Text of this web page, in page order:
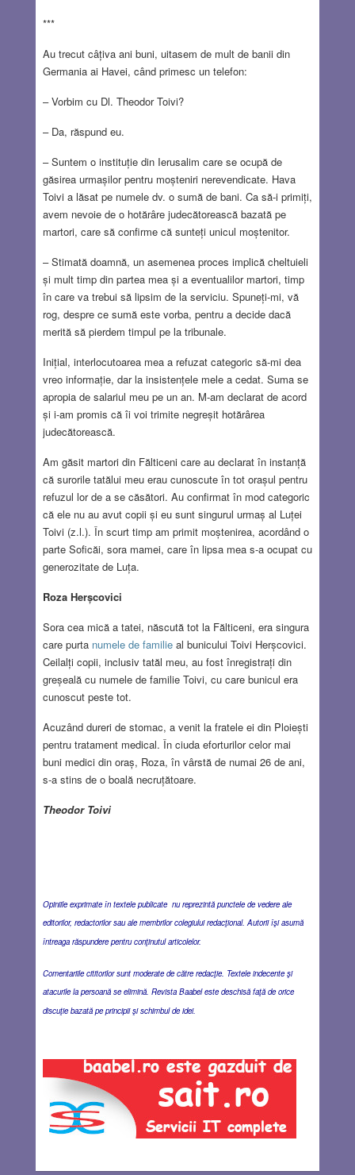
***
Au trecut câțiva ani buni, uitasem de mult de banii din
Germania ai Havei, când primesc un telefon:
– Vorbim cu Dl. Theodor Toivi?
– Da, răspund eu.
– Suntem o instituție din Ierusalim care se ocupă de
găsirea urmașilor pentru moșteniri nerevendicate. Hava
Toivi a lăsat pe numele dv. o sumă de bani. Ca să-i primiți,
avem nevoie de o hotărâre judecătorească bazată pe
martori, care să confirme că sunteți unicul moștenitor.
– Stimată doamnă, un asemenea proces implică cheltuieli
și mult timp din partea mea și a eventualilor martori, timp
în care va trebui să lipsim de la serviciu. Spuneți-mi, vă
rog, despre ce sumă este vorba, pentru a decide dacă
merită să pierdem timpul pe la tribunale.
Inițial, interlocutoarea mea a refuzat categoric să-mi dea
vreo informație, dar la insistențele mele a cedat. Suma se
apropia de salariul meu pe un an. M-am declarat de acord
și i-am promis că îi voi trimite negreșit hotărârea
judecătorească.
Am găsit martori din Fălticeni care au declarat în instanță
că surorile tatălui meu erau cunoscute în tot orașul pentru
refuzul lor de a se căsători. Au confirmat în mod categoric
că ele nu au avut copii și eu sunt singurul urmaș al Luței
Toivi (z.l.). În scurt timp am primit moștenirea, acordând o
parte Soficăi, sora mamei, care în lipsa mea s-a ocupat cu
generozitate de Luța.
Roza Herșcovici
Sora cea mică a tatei, născută tot la Fălticeni, era singura
care purtanumele de familieal bunicului Toivi Herșcovici.
Ceilalți copii, inclusiv tatăl meu, au fost înregistrați din
greșeală cu numele de familie Toivi, cu care bunicul era
cunoscut peste tot.
Acuzând dureri de stomac, a venit la fratele ei din Ploiești
pentru tratament medical. În ciuda eforturilor celor mai
buni medici din oraș, Roza, în vârstă de numai 26 de ani,
s-a stins de o boală necruțătoare.
Theodor Toivi
Opiniile exprimate în textele publicate nu reprezintă punctele de vedere ale
editorilor, redactorilor sau ale membrilor colegiului redacţional. Autorii îşi asumă
întreaga răspundere pentru conţinutul articolelor.
Comentariile cititorilor sunt moderate de către redacţie. Textele indecente şi
atacurile la persoană se elimină. Revista Baabel este deschisă faţă de orice
discuţie bazată pe principii şi schimbul de idei.